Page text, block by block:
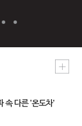
속 다른 '온도차'